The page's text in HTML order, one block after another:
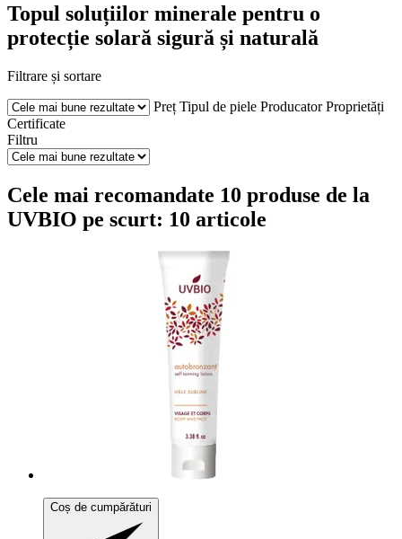
Topul soluțiilor minerale pentru o
protecție solară sigură și naturală
Filtrare și sortare
Preț Tipul de piele Producator Proprietăți
Certificate
Filtru
Cele mai recomandate 10 produse de la
UVBIO pe scurt: 10 articole
Coș de cumpărături